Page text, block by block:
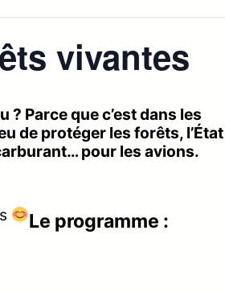
vivantes
Parce que c’est dans les
de protéger les forêts, l’État
pour les avions.
Le programme :